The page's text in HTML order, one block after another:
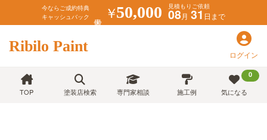
今ならご成約特典
キャッシュバック
￥50,000 見積もりご依頼
08月 31日まで
Ribilo Paint ログイン
TOP 塗装店検索 専門家相談 施工例
0
気になる